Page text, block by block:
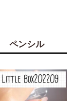
ペンシル